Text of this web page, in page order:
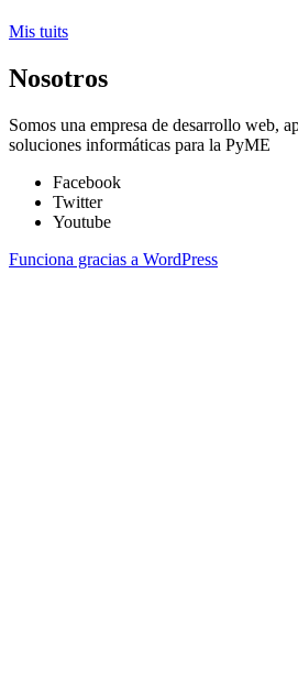
Mis tuits
Nosotros
Somos una empresa de desarrollo web,
soluciones informáticas para la PyME
Facebook
Twitter
Youtube
Funciona gracias a WordPress